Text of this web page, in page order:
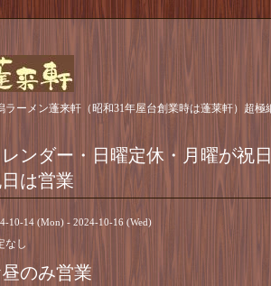
ラーメン蓬来軒（昭和31年屋台創業時は蓬莱軒）超
ンダー・日曜定休・月曜が祝
は営業
10-14 (Mon) - 2024-10-16 (Wed)
なし
のみ営業